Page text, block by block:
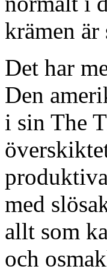
krämen
Det har
Den
i sin The
med
allt som
och